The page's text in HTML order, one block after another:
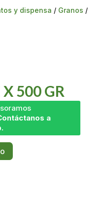
y dispensa / Granos /
500 GR
a